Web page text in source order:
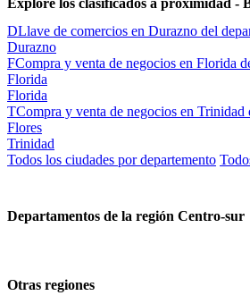
DLlave de comercios en Durazno del
Durazno
FCompra y venta de negocios en Florida
Florida
Florida
TCompra y venta de negocios en Trinidad
Flores
Trinidad
Todos los ciudades por departemento
Departamentos de la región Centro-sur
Otras regiones